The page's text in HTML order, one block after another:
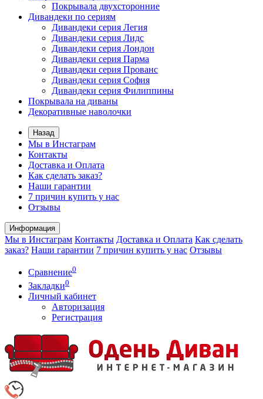
Покрывала двухсторонние
Дивандеки по сериям
Дивандеки серия Легия
Дивандеки серия Лидс
Дивандеки серия Лондон
Дивандеки серия Парма
Дивандеки серия Прованс
Дивандеки серия София
Дивандеки серия Филиппины
Покрывала на диваны
Декоративные наволочки
Назад
Мы в Инстаграм
Контакты
Доставка и Оплата
Как сделать заказ?
Наши гарантии
7 причин купить у нас
Отзывы
Информация
Мы в Инстаграм Контакты Доставка и Оплата Как сделать
заказ? Наши гарантии 7 причин купить у нас Отзывы
Сравнение0
Закладки0
Личный кабинет
Авторизация
Регистрация